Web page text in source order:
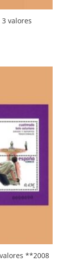
valores
**2008